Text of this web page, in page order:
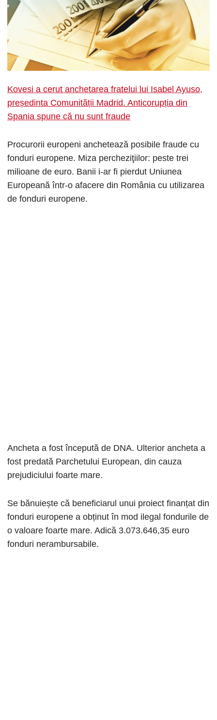
Kovesi a cerut anchetarea fratelui lui Isabel Ayuso,
președinta Comunității Madrid. Anticorupția din
Spania spune că nu sunt fraude
Procurorii europeni anchetează posibile fraude cu
fonduri europene. Miza percheziţiilor: peste trei
milioane de euro. Banii i-ar fi pierdut Uniunea
Europeană într-o afacere din România cu utilizarea
de fonduri europene.
Ancheta a fost începută de DNA. Ulterior ancheta a
fost predată Parchetului European, din cauza
prejudiciului foarte mare.
Se bănuiește că beneficiarul unui proiect finanțat din
fonduri europene a obținut în mod ilegal fondurile de
o valoare foarte mare. Adică 3.073.646,35 euro
fonduri nerambursabile.